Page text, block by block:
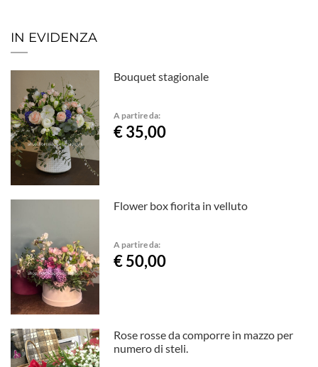
IN EVIDENZA
Bouquet stagionale
A partire da:
€ 35,00
Flower box fiorita in velluto
A partire da:
€ 50,00
Rose rosse da comporre in mazzo per
numero di steli.